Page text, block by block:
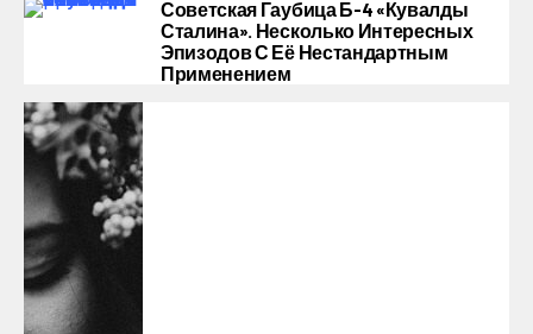
Советская Гаубица Б-4 «Кувалды
Сталина». Несколько Интересных
Эпизодов С Её Нестандартным
Применением